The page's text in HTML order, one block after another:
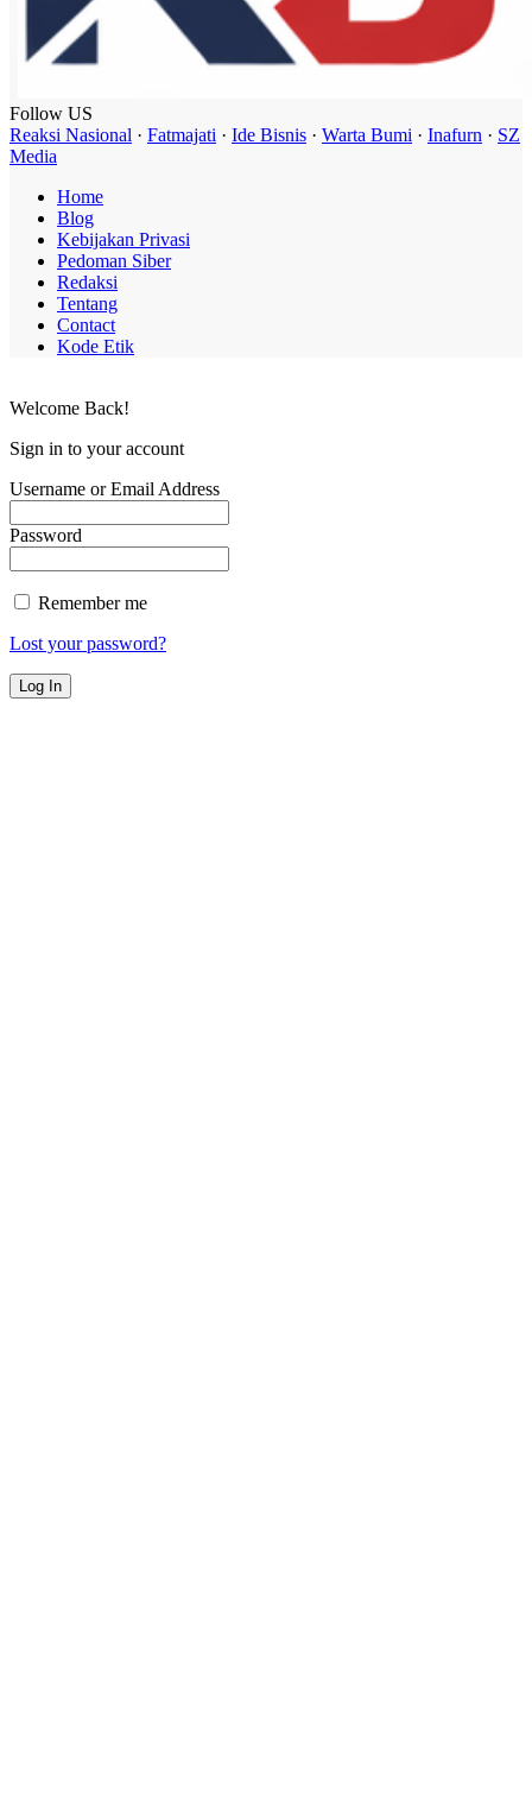
Follow US
Reaksi Nasional · Fatmajati · Ide Bisnis · Warta Bumi · Inafurn · SZ
Media
Home
Blog
Kebijakan Privasi
Pedoman Siber
Redaksi
Tentang
Contact
Kode Etik
Welcome Back!
Sign in to your account
Username or Email Address
Password
Remember me
Lost your password?